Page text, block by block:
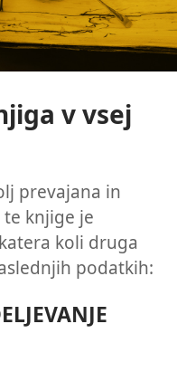
v vsej
prevajana in
knjige je
koli druga
podatkih: